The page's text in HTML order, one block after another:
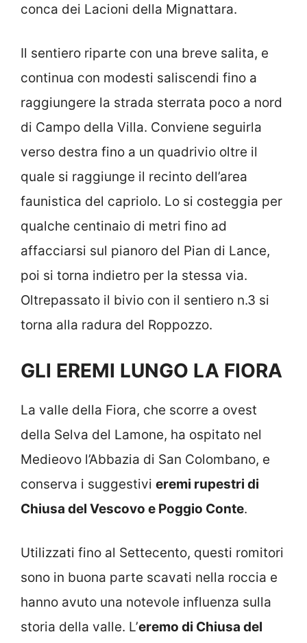
conca dei Lacioni della Mignattara.
Il sentiero riparte con una breve salita, e
continua con modesti saliscendi fino a
raggiungere la strada sterrata poco a nord
di Campo della Villa. Conviene seguirla
verso destra fino a un quadrivio oltre il
quale si raggiunge il recinto dell’area
faunistica del capriolo. Lo si costeggia per
qualche centinaio di metri fino ad
affacciarsi sul pianoro del Pian di Lance,
poi si torna indietro per la stessa via.
Oltrepassato il bivio con il sentiero n.3 si
torna alla radura del Roppozzo.
GLI EREMI LUNGO LA FIORA
La valle della Fiora, che scorre a ovest
della Selva del Lamone, ha ospitato nel
Medieovo l’Abbazia di San Colombano, e
conserva i suggestivi eremi rupestri di
Chiusa del Vescovo e Poggio Conte.
Utilizzati fino al Settecento, questi romitori
sono in buona parte scavati nella roccia e
hanno avuto una notevole influenza sulla
storia della valle. L’eremo di Chiusa del